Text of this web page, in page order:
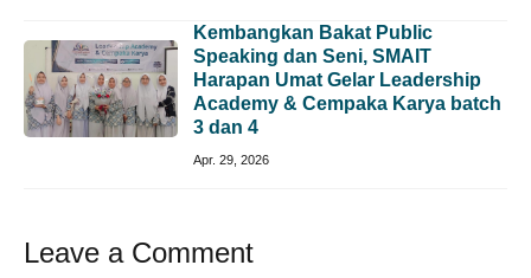
Kembangkan Bakat Public
Speaking dan Seni, SMAIT
Harapan Umat Gelar Leadership
Academy & Cempaka Karya batch
3 dan 4
Apr. 29, 2026
Leave a Comment